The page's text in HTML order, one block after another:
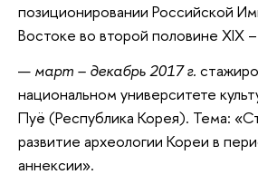
позиционировании Российской
Востоке во второй половине XIX
март – декабрь 2017 г.
национальном университете
Пуё (Республика Корея). Тема:
развитие археологии Кореи в
аннексии».